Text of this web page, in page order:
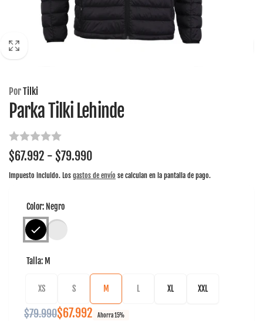
PorTilki
Parka Tilki Lehinde
$67.992 - $79.990
Impuesto incluido. Los gastos de envío se calculan en la pantalla de pago.
Color: Negro
Talla: M
XS S M L XL XXL
Precio
$79.990
Precio $67.992 Ahorra 15%